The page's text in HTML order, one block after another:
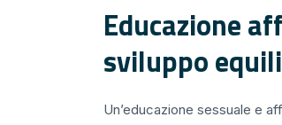
Educazione
sviluppo
Un’educazione sessuale e